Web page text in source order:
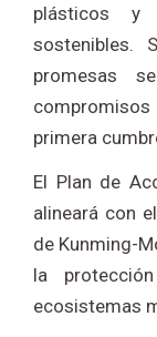
plásticos y
sostenibles.
promesas
primera
El Plan de
alineará con
de Kunming-
la
ecosistemas